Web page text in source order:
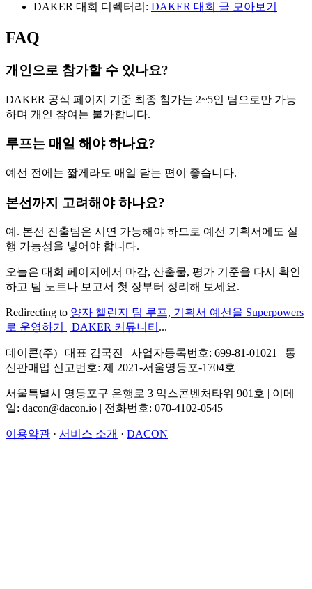
DAKER 대회 디렉터리: DAKER 대회 글 모아보기
FAQ
개인으로 참가할 수 있나요?
DAKER 공식 페이지 기준 최종 참가는 2~5인 팀으로만 가능
하며 개인 참여는 불가합니다.
루프는 매일 해야 하나요?
예선 전에는 짧게라도 매일 닫는 편이 좋습니다.
본선까지 고려해야 하나요?
예. 본선 진출팀은 시연 가능해야 하므로 예선 기획서에도 실
행 가능성을 넣어야 합니다.
오늘은 대회 페이지에서 마감, 산출물, 평가 기준을 다시 확인
하고 팀 노트나 보고서 첫 장부터 정리해 보세요.
Redirecting to 양자 챌린지 팀 루프, 기획서 예선을 Superpowers
로 운영하기 | DAKER 커뮤니티 ...
데이콘(주) | 대표 김국진 | 사업자등록번호: 699-81-01021 | 통
신판매업 신고번호: 제 2021-서울영등포-1704호
서울특별시 영등포구 은행로 3 익스콘벤처타워 901호 | 이메
일: dacon@dacon.io | 전화번호: 070-4102-0545
이용약관 · 서비스 소개 · DACON